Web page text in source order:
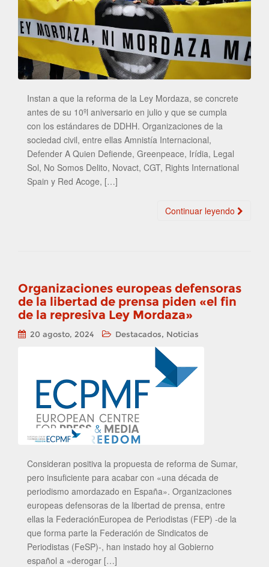
Instan a que la reforma de la Ley Mordaza, se concrete
antes de su 10ºl aniversario en julio y que se cumpla
con los estándares de DDHH. Organizaciones de la
sociedad civil, entre ellas Amnistía Internacional,
Defender A Quien Defiende, Greenpeace, Irídia, Legal
Sol, No Somos Delito, Novact, CGT, Rights International
Spain y Red Acoge, […]
Continuar leyendo
Organizaciones europeas defensoras
de la libertad de prensa piden «el fin
de la represiva Ley Mordaza»
20 agosto, 2024 Destacados, Noticias
Consideran positiva la propuesta de reforma de Sumar,
pero insuficiente para acabar con «una década de
periodismo amordazado en España». Organizaciones
europeas defensoras de la libertad de prensa, entre
ellas la FederaciónEuropea de Periodistas (FEP) -de la
que forma parte la Federación de Sindicatos de
Periodistas (FeSP)-, han instado hoy al Gobierno
español a «derogar […]